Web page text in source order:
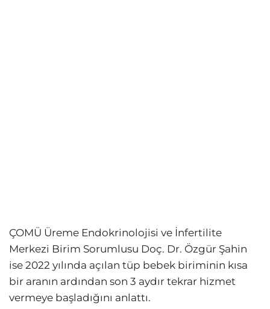
ÇOMÜ Üreme Endokrinolojisi ve İnfertilite
Merkezi Birim Sorumlusu Doç. Dr. Özgür Şahin
ise 2022 yılında açılan tüp bebek biriminin kısa
bir aranın ardından son 3 aydır tekrar hizmet
vermeye başladığını anlattı.